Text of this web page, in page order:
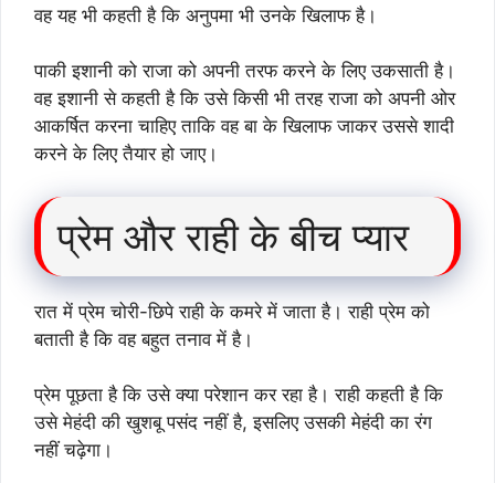
वह यह भी कहती है कि अनुपमा भी उनके खिलाफ है।
पाकी इशानी को राजा को अपनी तरफ करने के लिए उकसाती है।
वह इशानी से कहती है कि उसे किसी भी तरह राजा को अपनी ओर
आकर्षित करना चाहिए ताकि वह बा के खिलाफ जाकर उससे शादी
करने के लिए तैयार हो जाए।
प्रेम और राही के बीच प्यार
रात में प्रेम चोरी-छिपे राही के कमरे में जाता है। राही प्रेम को
बताती है कि वह बहुत तनाव में है।
प्रेम पूछता है कि उसे क्या परेशान कर रहा है। राही कहती है कि
उसे मेहंदी की खुशबू पसंद नहीं है, इसलिए उसकी मेहंदी का रंग
नहीं चढ़ेगा।